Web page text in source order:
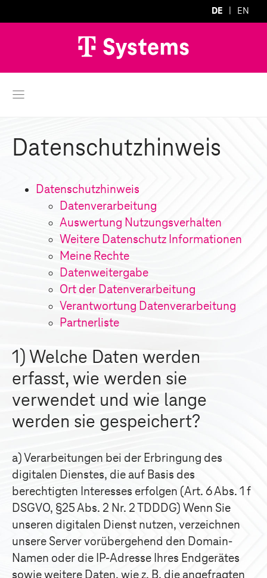
DE EN
Datenschutzhinweis
Datenschutzhinweis
Datenverarbeitung
Auswertung Nutzungsverhalten
Weitere Datenschutz Informationen
Meine Rechte
Datenweitergabe
Ort der Datenverarbeitung
Verantwortung Datenverarbeitung
Partnerliste
1) Welche Daten werden
erfasst, wie werden sie
verwendet und wie lange
werden sie gespeichert?
a) Verarbeitungen bei der Erbringung des
digitalen Dienstes, die auf Basis des
berechtigten Interesses erfolgen (Art. 6 Abs. 1 f
DSGVO, §25 Abs. 2 Nr. 2 TDDDG) Wenn Sie
unseren digitalen Dienst nutzen, verzeichnen
unsere Server vorübergehend den Domain-
Namen oder die IP-Adresse Ihres Endgerätes
sowie weitere Daten, wie z. B. die angefragten